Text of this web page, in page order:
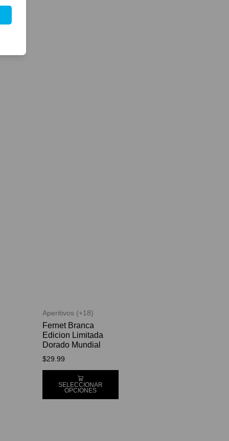
Aperitivos (+18)
Fernet Branca
Edicion Limitada
Dorado Mundial
$29.99
SELECCIONAR
OPCIONES